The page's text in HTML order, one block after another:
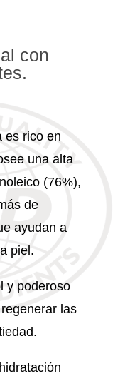
con
es rico en
una alta
(76%),
de
ayudan a
piel.
y poderoso
las